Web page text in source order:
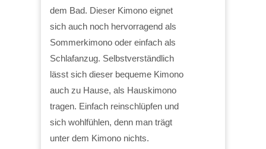
dem Bad. Dieser Kimono eignet
sich auch noch hervorragend als
Sommerkimono oder einfach als
Schlafanzug. Selbstverständlich
lässt sich dieser bequeme Kimono
auch zu Hause, als Hauskimono
tragen. Einfach reinschlüpfen und
sich wohlfühlen, denn man trägt
unter dem Kimono nichts.